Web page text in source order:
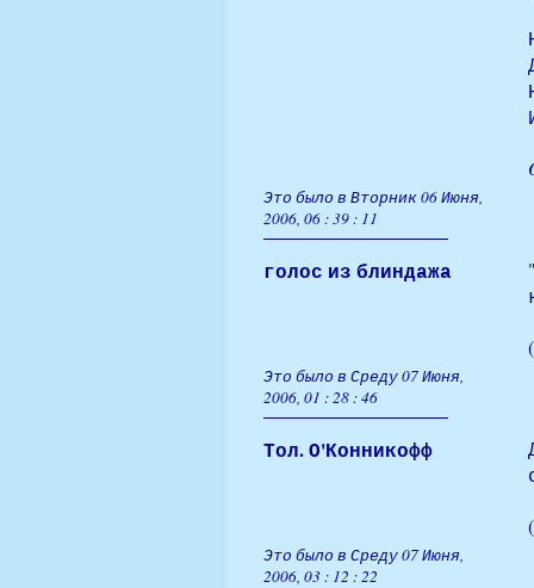
Это было в Вторник 06 Июня,
2006, 06 : 39 : 11
голос из блиндажа
Это было в Среду 07 Июня,
2006, 01 : 28 : 46
Тол. О'Конникофф
Это было в Среду 07 Июня,
2006, 03 : 12 : 22